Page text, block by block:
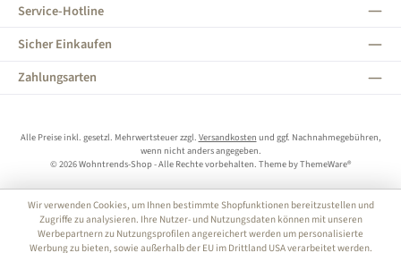
Service-Hotline
Sicher Einkaufen
Zahlungsarten
Alle Preise inkl. gesetzl. Mehrwertsteuer zzgl. Versandkosten und ggf. Nachnahmegebühren,
wenn nicht anders angegeben.
© 2026 Wohntrends-Shop - Alle Rechte vorbehalten. Theme byThemeWare®
Wir verwenden Cookies, um Ihnen bestimmte Shopfunktionen bereitzustellen und
Zugriffe zu analysieren. Ihre Nutzer- und Nutzungsdaten können mit unseren
Werbepartnern zu Nutzungsprofilen angereichert werden um personalisierte
Werbung zu bieten, sowie außerhalb der EU im Drittland USA verarbeitet werden.